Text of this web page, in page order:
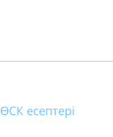
ӨСК есептері